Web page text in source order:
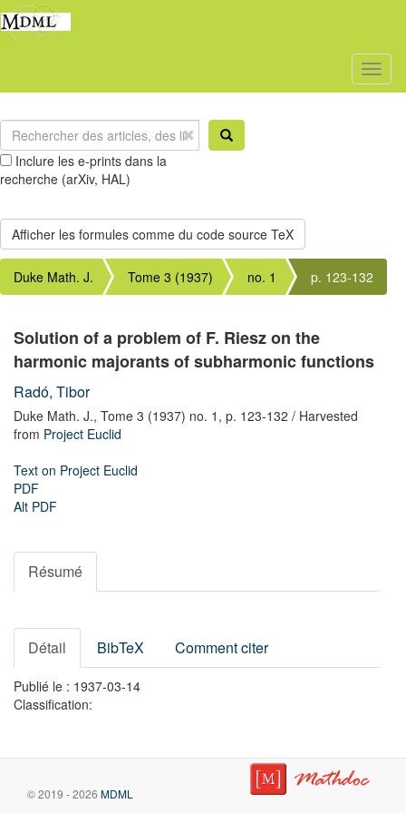
Inclure les e-prints dans la
recherche (arXiv, HAL)
Duke Math. J. Tome 3 (1937) no. 1 p. 123-132
Solution of a problem of F. Riesz on the
harmonic majorants of subharmonic functions
Radó, Tibor
Duke Math. J., Tome 3 (1937) no. 1, p. 123-132 / Harvested
from Project Euclid
Text on Project Euclid
PDF
Alt PDF
Résumé
Détail BibTeX Comment citer
Publié le : 1937-03-14
Classification:
© 2019 - 2026 MDML